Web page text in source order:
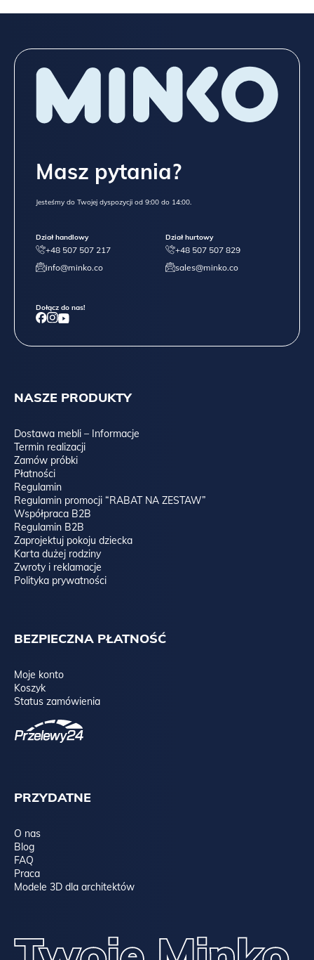
NASZE PRODUKTY
Dostawa mebli – Informacje
Termin realizacji
Zamów próbki
Płatności
Regulamin
Regulamin promocji “RABAT NA ZESTAW”
Współpraca B2B
Regulamin B2B
Zaprojektuj pokoju dziecka
Karta dużej rodziny
Zwroty i reklamacje
Polityka prywatności
BEZPIECZNA PŁATNOŚĆ
Moje konto
Koszyk
Status zamówienia
PRZYDATNE
O nas
Blog
FAQ
Praca
Modele 3D dla architektów
Masz pytania?
Jesteśmy do Twojej dyspozycji od 9:00 do 14:00.
Dział handlowy
+48 507 507 217
info@minko.co
Dział hurtowy
+48 507 507 829
sales@minko.co
Dołącz do nas!